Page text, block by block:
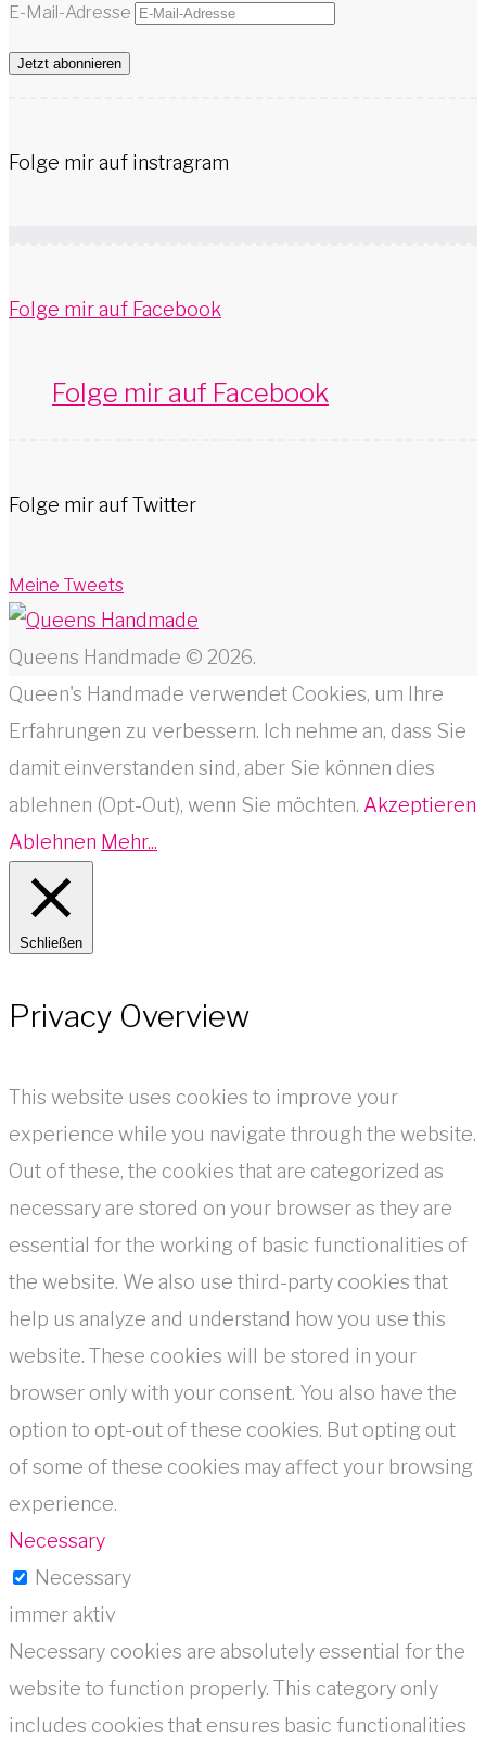
E-Mail-Adresse
Jetzt abonnieren
Folge mir auf instragram
Folge mir auf Facebook
Folge mir auf Facebook
Folge mir auf Twitter
Meine Tweets
Queens Handmade © 2026.
Queen's Handmade verwendet Cookies, um Ihre
Erfahrungen zu verbessern. Ich nehme an, dass Sie
damit einverstanden sind, aber Sie können dies
ablehnen (Opt-Out), wenn Sie möchten. Akzeptieren
Ablehnen Mehr...
Schließen
Privacy Overview
This website uses cookies to improve your
experience while you navigate through the website.
Out of these, the cookies that are categorized as
necessary are stored on your browser as they are
essential for the working of basic functionalities of
the website. We also use third-party cookies that
help us analyze and understand how you use this
website. These cookies will be stored in your
browser only with your consent. You also have the
option to opt-out of these cookies. But opting out
of some of these cookies may affect your browsing
experience.
Necessary
Necessary
immer aktiv
Necessary cookies are absolutely essential for the
website to function properly. This category only
includes cookies that ensures basic functionalities